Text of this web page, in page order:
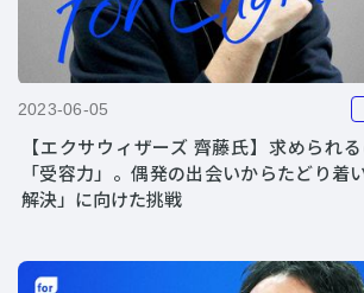
2023-06-05
【エクサウィザーズ 齊藤氏】求められ
「受容力」。偶発の出会いからたどり
解決」に向けた挑戦